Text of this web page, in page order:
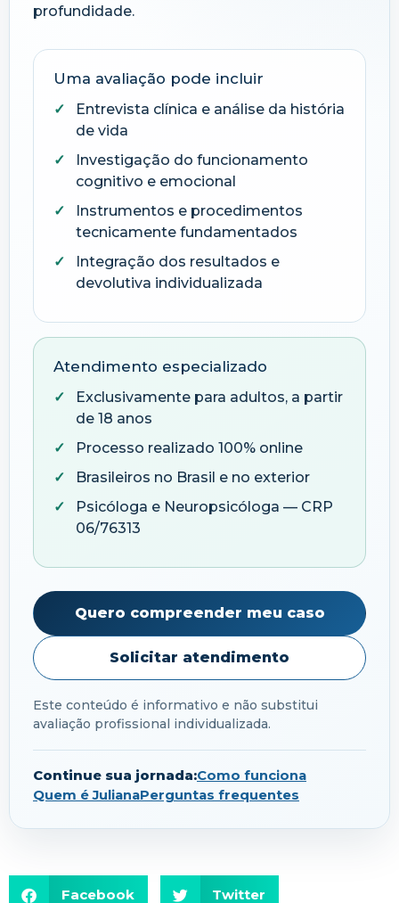
profundidade.
Uma avaliação pode incluir
Entrevista clínica e análise da história
de vida
Investigação do funcionamento
cognitivo e emocional
Instrumentos e procedimentos
tecnicamente fundamentados
Integração dos resultados e
devolutiva individualizada
Atendimento especializado
Exclusivamente para adultos, a partir
de 18 anos
Processo realizado 100% online
Brasileiros no Brasil e no exterior
Psicóloga e Neuropsicóloga — CRP
06/76313
Quero compreender meu caso
Solicitar atendimento
Este conteúdo é informativo e não substitui
avaliação profissional individualizada.
Continue sua jornada:Como funciona
Quem é JulianaPerguntas frequentes
Facebook Twitter